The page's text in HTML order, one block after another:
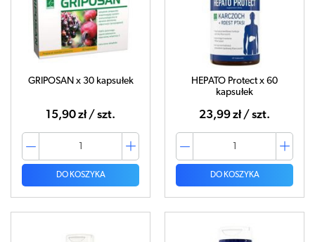
GRIPOSAN x 30 kapsułek
15,90 zł / szt.
DO KOSZYKA
HEPATO Protect x 60
kapsułek
23,99 zł / szt.
DO KOSZYKA